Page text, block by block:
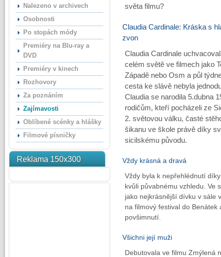
Nalezeno v archivech
Osobnosti
Po stopách módy
Premiéry na Blu-ray a
DVD
Premiéry v kinech
Rozhovory
Za poznáním
Zajímavosti
Oblíbené scénky a hlášky
Filmové písničky
Reklama 150x300
světa filmu?
Claudia Cardinale: Kráska s
zvon
Claudia Cardinale
celém světě ve filmech jako
Západě nebo Osm a půl
cesta ke slávě nebyla
Claudia se narodila 5.dubna
rodičům, kteří pocházeli ze
2. světovou válku, časté
šikanu ve škole právě díky
sicilskému původu.
Vždy krásná a dravá
Vždy byla k nepřehlédnutí
kvůli půvabnému vzhledu. Ve
jako nejkrásnější dívku v sále
na filmový festival do
povšimnutí.
Všichni její muži
Debutovala ve filmu Zmýlená